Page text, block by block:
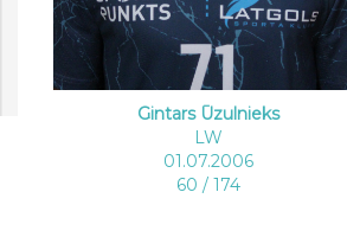
Gintars Ūzulnieks
LW
01.07.2006
60 / 174